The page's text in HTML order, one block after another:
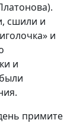
сшили и
и
и
примите